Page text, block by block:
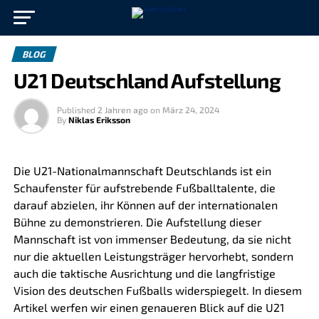
BLOG
U21 Deutschland Aufstellung
Published 2 Jahren ago on März 24, 2024
By Niklas Eriksson
Die U21-Nationalmannschaft Deutschlands ist ein
Schaufenster für aufstrebende Fußballtalente, die
darauf abzielen, ihr Können auf der internationalen
Bühne zu demonstrieren. Die Aufstellung dieser
Mannschaft ist von immenser Bedeutung, da sie nicht
nur die aktuellen Leistungsträger hervorhebt, sondern
auch die taktische Ausrichtung und die langfristige
Vision des deutschen Fußballs widerspiegelt. In diesem
Artikel werfen wir einen genaueren Blick auf die U21